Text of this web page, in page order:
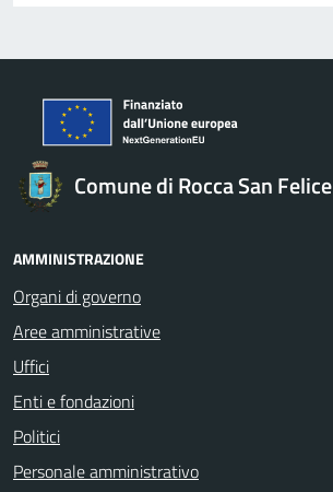
Comune di Rocca San Felice
AMMINISTRAZIONE
Organi di governo
Aree amministrative
Uffici
Enti e fondazioni
Politici
Personale amministrativo